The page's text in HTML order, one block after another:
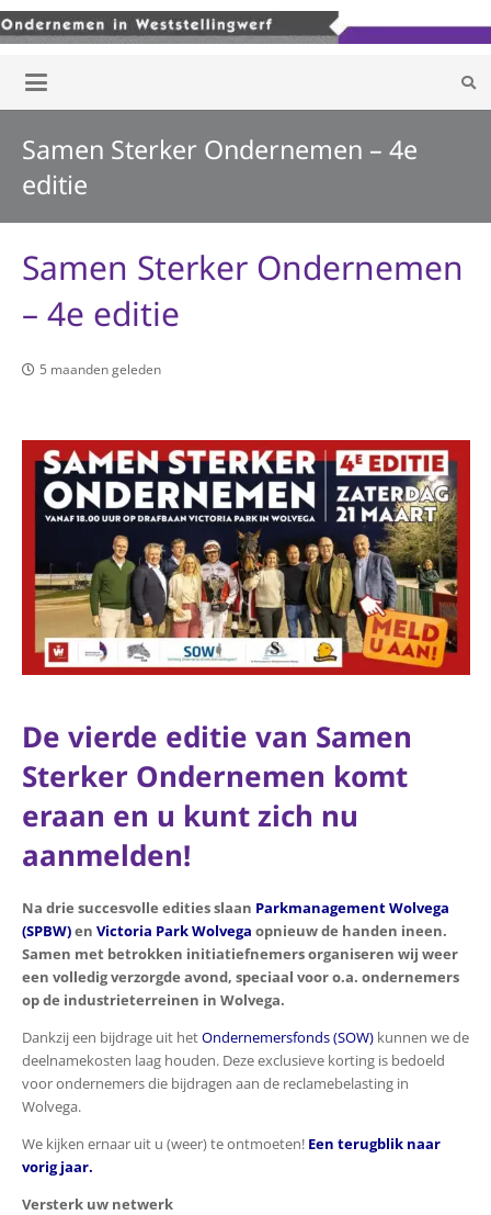
Samen Sterker Ondernemen – 4e
editie
Samen Sterker Ondernemen
– 4e editie
5 maanden geleden
De vierde editie van Samen
Sterker Ondernemen komt
eraan en u kunt zich nu
aanmelden!
Na drie succesvolle edities slaan Parkmanagement Wolvega
(SPBW)en Victoria Park Wolvega opnieuw de handen ineen.
Samen met betrokken initiatiefnemers organiseren wij weer
een volledig verzorgde avond, speciaal voor o.a. ondernemers
op de industrieterreinen in Wolvega.
Dankzij een bijdrage uit hetOndernemersfonds (SOW) kunnen we de
deelnamekosten laag houden. Deze exclusieve korting is bedoeld
voor ondernemers die bijdragen aan de reclamebelasting in
Wolvega.
We kijken ernaar uit u (weer) te ontmoeten! Een terugblik naar
vorig jaar.
Versterk uw netwerk